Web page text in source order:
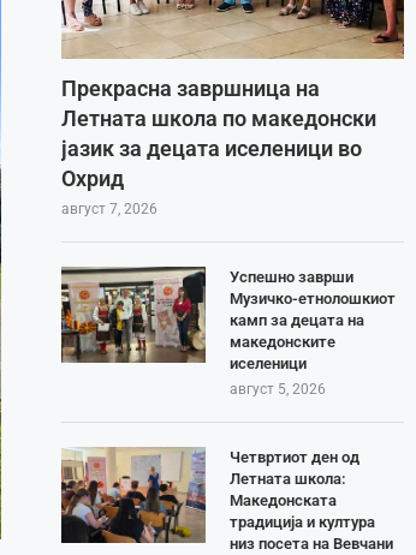
Прекрасна завршница на
Летната школа по македонски
јазик за децата иселеници во
Охрид
август 7, 2026
Успешно заврши
Музичко-етнолошкиот
камп за децата на
македонските
иселеници
август 5, 2026
Четвртиот ден од
Летната школа:
Македонската
традиција и култура
низ посета на Вевчани